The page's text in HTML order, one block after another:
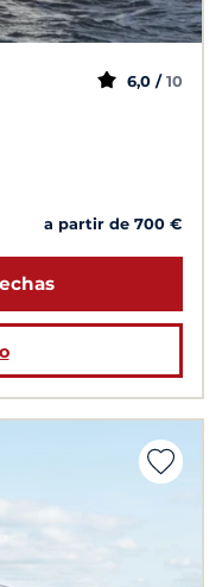
6,0 / 10
a partir de 700 €